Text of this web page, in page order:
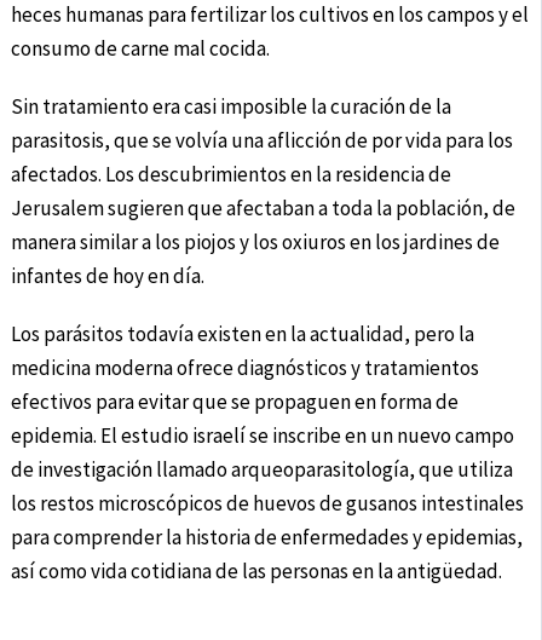
heces humanas para fertilizar los cultivos en los campos y el
consumo de carne mal cocida.
Sin tratamiento era casi imposible la curación de la
parasitosis, que se volvía una aflicción de por vida para los
afectados. Los descubrimientos en la residencia de
Jerusalem sugieren que afectaban a toda la población, de
manera similar a los piojos y los oxiuros en los jardines de
infantes de hoy en día.
Los parásitos todavía existen en la actualidad, pero la
medicina moderna ofrece diagnósticos y tratamientos
efectivos para evitar que se propaguen en forma de
epidemia. El estudio israelí se inscribe en un nuevo campo
de investigación llamado arqueoparasitología, que utiliza
los restos microscópicos de huevos de gusanos intestinales
para comprender la historia de enfermedades y epidemias,
así como vida cotidiana de las personas en la antigüedad.